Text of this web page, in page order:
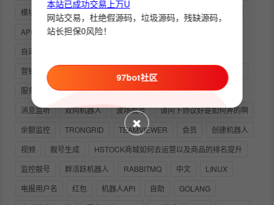
模块化
API_HASH 电报机器人API
模块机器人搭建教程
APIKEY
支付系统源码
自动
营销助手
积分空投
VPN
服务消息
强制 能量机器人 开源
机器人部署教程
消息监听
双向机器人 波场靓号
请问下协议好是如何弄的啊
余额监控
TRONGRID TEAMVIEWER 会员
创建机器人
视频
靓号生成
HSTOCK商城如何去运营以及商品的排名提升
监控靓号
群活跃机器人 RABBITMQ 中文
LINUX
电报用户名
红包 机器人API 自助
GOLANG
本站已成功交易上万U
网站交易，杜绝假源码，垃圾源码，残缺源码，
站长担保0风险！
97bot社区